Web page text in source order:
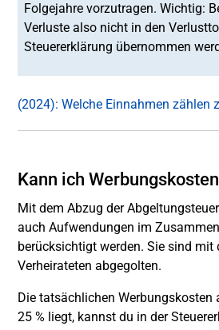
Folgejahre vorzutragen. Wichtig:
Verluste also nicht in den
Steuererklärung übernommen
(2024): Welche Einnahmen zählen
Kann ich
Mit dem Abzug der
auch Aufwendungen im
berücksichtigt werden. Sie sind mit
Verheirateten abgegolten.
Die tatsächlichen Werbungskosten
25 % liegt, kannst du in der